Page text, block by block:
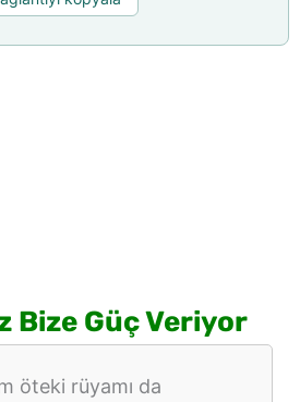
Bize Güç Veriyor
öteki rüyamı da